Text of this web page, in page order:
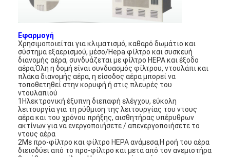
Εφαρμογή
Χρησιμοποιείται για κλιματισμό, καθαρό δωμάτιο και
σύστημα εξαερισμού, μέσο/Hepa φίλτρο και συσκευή
διανομής αέρα, συνδυάζεται με φίλτρο HEPA και έξοδο
αέρα,Όλη η δομή είναι συνδυασμός φίλτρου, ντουλάπι και
πλάκα διανομής αέρα, η είσοδος αέρα μπορεί να
τοποθετηθεί στην κορυφή ή στις πλευρές του
ντουλαπιού
1Ηλεκτρονική έξυπνη διεπαφή ελέγχου, εύκολη
λειτουργία για τη ρύθμιση της λειτουργίας του ντους
αέρα και του χρόνου πρήξης, αισθητήρας υπέρυθρων
ακτίνων για να ενεργοποιήσετε / απενεργοποιήσετε το
ντους αέρα
2Με προ-φίλτρο και φίλτρο HEPA ανάμεσα,Η ροή του αέρα
διεισδύει από το προ-φίλτρο και μετά από τον ανεμιστήρα